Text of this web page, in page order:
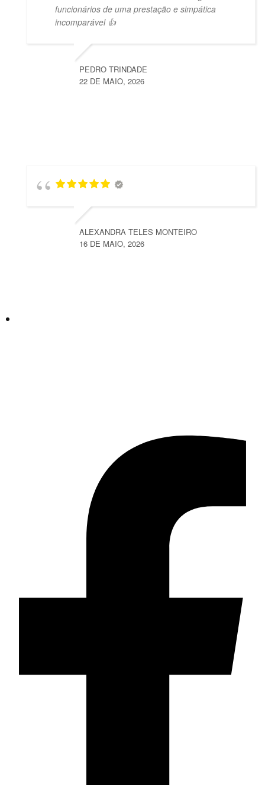
funcionários de uma prestação e simpática
incomparável 👍
PEDRO TRINDADE
22 DE MAIO, 2026
ALEXANDRA TELES MONTEIRO
16 DE MAIO, 2026